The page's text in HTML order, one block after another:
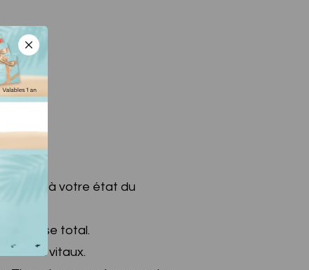
à votre état du
prise total.
flux vitaux.